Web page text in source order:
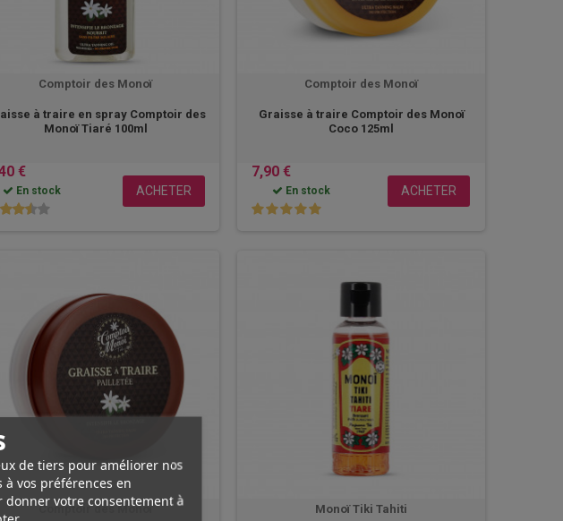
de tiers pour améliorer nos
vos préférences en
votre consentement à
Comptoir des Monoï
à traire en spray Comptoir des
Monoï Tiaré 100ml
€
En stock ACHETER
Comptoir des Monoï
Graisse à traire Comptoir des Monoï
Coco 125ml
7,90 €
En stock ACHETER
Comptoir des Monoï Monoï Tiki Tahiti